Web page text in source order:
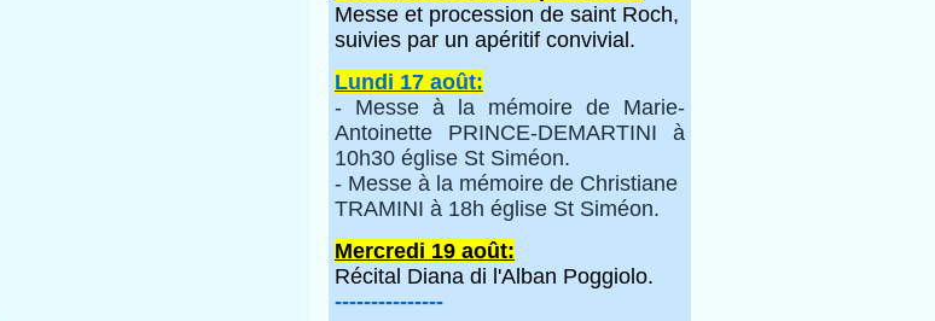
Messe et procession de saint Roch,
suivies par un apéritif convivial.
Lundi 17 août:
- Messe à la mémoire de Marie-
Antoinette PRINCE-DEMARTINI à
10h30 église St Siméon.
- Messe à la mémoire de Christiane
TRAMINI à 18h église St Siméon.
Mercredi 19 août:
Récital Diana di l'Alban Poggiolo.
---------------